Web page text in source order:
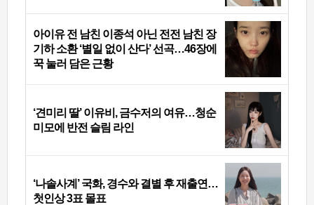
아이유 전 남친 이종석 아닌 전전 남친 장
기하 소환 ‘별일 없이 산다’ 선곡…46장에
꾹 눌러 담은 근황
‘견미리 딸’ 이유비, 금수저의 여유…청순
미모에 반전 슬림 라인
‘나솔사계’ 국화, 경수와 결별 후 재출연…
첫인상 3표 몰표